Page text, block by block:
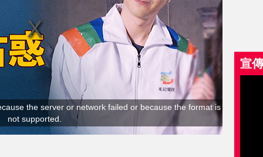
the server or network failed or because the format is
not supported.
宣